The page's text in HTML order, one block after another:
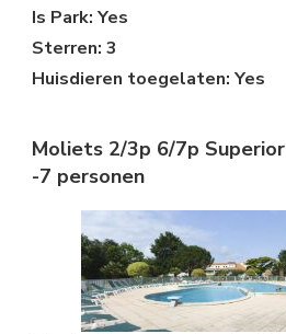
Is Park: Yes
Sterren: 3
Huisdieren toegelaten: Yes
Moliets 2/3p 6/7p
-7 personen